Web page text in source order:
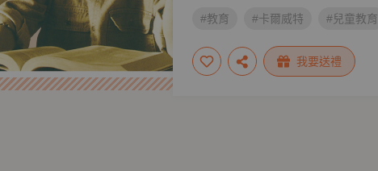
#教育 #卡爾威特 #兒童教育
我要送禮